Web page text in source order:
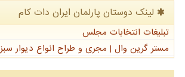
لینک دوستان پارلمان ایران دات كام
تبلیغات انتخابات مجلس
مستر گرین وال | مجری و طراح انواع دیوار سبز